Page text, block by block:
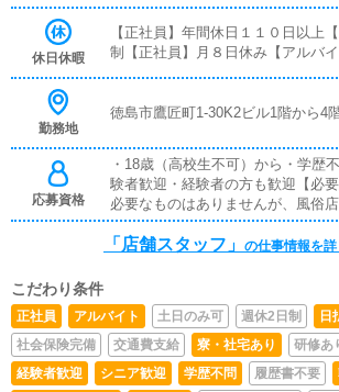
案内を行っていただきます。予約
意事項の喚起などをお願いします
先輩スタッフに付いて業務内容を
ていただきます。【新規のお客様
上UPに繋がる施策の提案を行って
ト管理お店で働いていただいてい
ようにインターネットを使ったPR
い方などのアドバイスを行ってい
業を行っていただきます。キャス
題ありません。PCが苦手な人でも
掃・備品管理お客様やキャストの
だくため、店内の清掃や備品の管
きます。
休日休暇
【正社員】年間休日１１０日以上
制【正社員】月８日休み【アルバ
勤務地
徳島市鷹匠町1-30K2ビル1階から4
応募資格
・18歳（高校生不可）から・学歴
験者歓迎・経験者の方も歓迎【必
必要なものはありませんが、風俗
の接客経験がある方は特に大歓迎
ットなどの風俗ポータルサイトの
「店舗スタッフ」 の仕事情報を
こだわり条件
正社員 アルバイト 土日のみ可 週休2日制 日
社会保険完備
交通費支給 寮・社宅あり 研修あ
経験者歓迎
シニア歓迎 学歴不問 履歴書不要